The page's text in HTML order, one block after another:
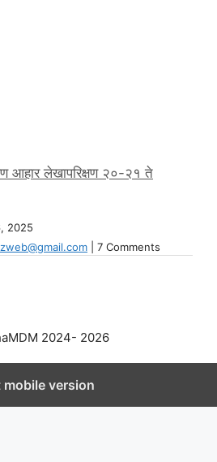
आहार लेखापरिक्षण २०-२१ ते
2025
7 Comments
2024- 2026
mobile version